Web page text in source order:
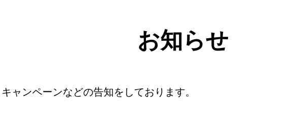
お知らせ
ャンペーンなどの告知をしております。